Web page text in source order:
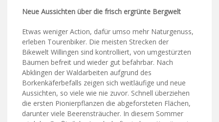
Neue Aussichten über die frisch ergrünte Bergwelt
Etwas weniger Action, dafür umso mehr Naturgenuss,
erleben Tourenbiker. Die meisten Strecken der
Bikewelt Willingen sind kontrolliert, von umgestürzten
Bäumen befreit und wieder gut befahrbar. Nach
Abklingen der Waldarbeiten aufgrund des
Borkenkäferbefalls zeigen sich weitläufige und neue
Aussichten, so viele wie nie zuvor. Schnell überziehen
die ersten Pionierpflanzen die abgeforsteten Flächen,
darunter viele Beerensträucher. In diesem Sommer